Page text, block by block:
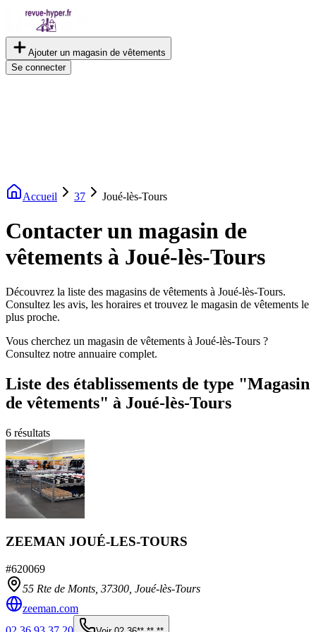
Ajouter un magasin de vêtements
Se connecter
Accueil 37 Joué-lès-Tours
Contacter un magasin de
vêtements à Joué-lès-Tours
Découvrez la liste des magasins de vêtements à Joué-lès-Tours.
Consultez les avis, les horaires et trouvez le magasin de vêtements le
plus proche.
Vous cherchez un magasin de vêtements à Joué-lès-Tours ?
Consultez notre annuaire complet.
Liste des établissements de type "Magasin
de vêtements" à Joué-lès-Tours
6 résultats
ZEEMAN JOUÉ-LES-TOURS
#620069
55 Rte de Monts, 37300 Joué-lès-Tours
zeeman.com